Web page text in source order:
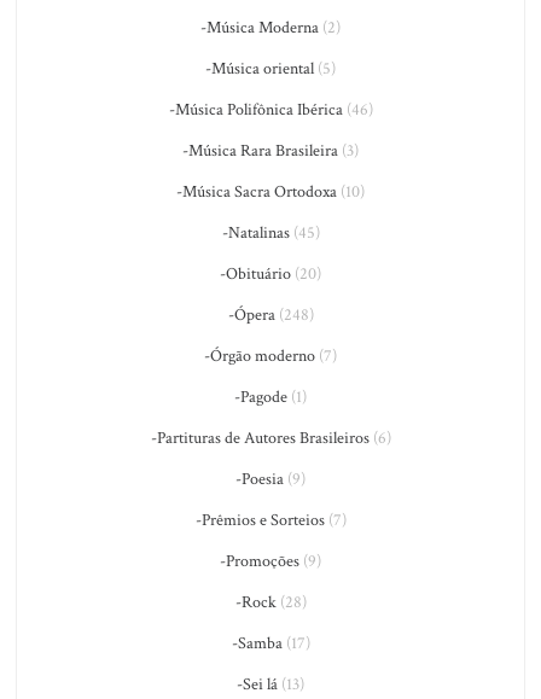
-Música Moderna (2)
-Música oriental (5)
-Música Polifônica Ibérica(46)
-Música Rara Brasileira (3)
-Música Sacra Ortodoxa (10)
-Natalinas(45)
-Obituário (20)
-Ópera(248)
-Órgão moderno (7)
-Pagode (1)
-Partituras de Autores Brasileiros(6)
-Poesia (9)
-Prêmios e Sorteios(7)
-Promoções (9)
-Rock(28)
-Samba(17)
-Sei lá (13)